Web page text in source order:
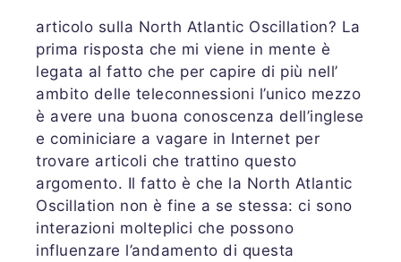
articolo sulla North Atlantic Oscillation? La
prima risposta che mi viene in mente è
legata al fatto che per capire di più nell’
ambito delle teleconnessioni l’unico mezzo
è avere una buona conoscenza dell’inglese
e cominiciare a vagare in Internet per
trovare articoli che trattino questo
argomento. Il fatto è che la North Atlantic
Oscillation non è fine a se stessa: ci sono
interazioni molteplici che possono
influenzare l’andamento di questa